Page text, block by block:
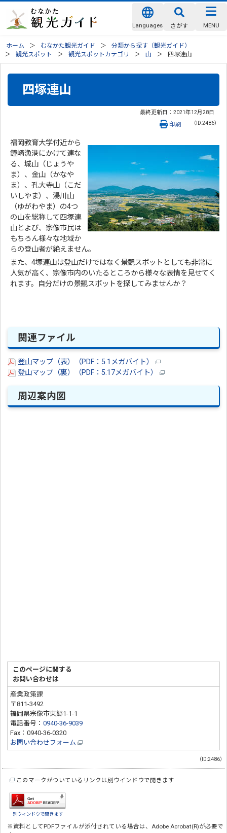
Languages さがす MENU
ホーム むなかた観光ガイド
分類から探す（観光ガイド）
観光スポット
観光スポットカテゴリ 山 四塚連山
四塚連山
最終更新日： 2021年12月28日
（ID:2486）
印刷
福岡教育大学付近から
鐘崎漁港にかけて連な
る、城山（じょうや
ま）、金山（かなや
ま）、孔大寺山（こだ
いしやま）、湯川山
（ゆがわやま）の4つ
の山を総称して四塚連
山とよび、宗像市民は
もちろん様々な地域か
らの登山者が絶えません。
また、4塚連山は登山だけではなく景観スポットとしても非常に
人気が高く、宗像市内のいたるところから様々な表情を見せてく
れます。自分だけの景観スポットを探してみませんか？
関連ファイル
登山マップ（表）（PDF：5.1メガバイト）
登山マップ（裏）（PDF：5.17メガバイト）
周辺案内図
このページに関する
お問い合わせは
産業政策課
〒811-3492
福岡県宗像市東郷1-1-1
電話番号：0940-36-9039
Fax：0940-36-0320
お問い合わせフォーム
（ID:2486）
このマークがついているリンクは別ウインドウで開きます
別ウィンドウで開きます
※資料としてPDFファイルが添付されている場合は、Adobe Acrobat(R)が必要で